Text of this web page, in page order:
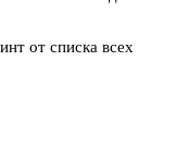
от списка всех